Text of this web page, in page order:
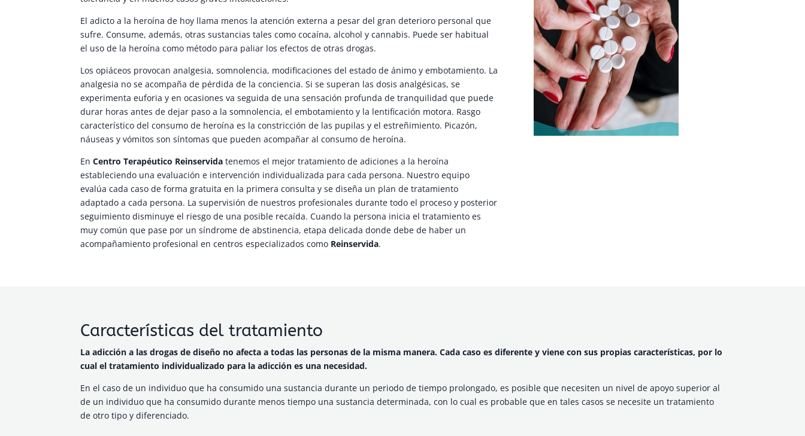
El adicto a la heroína de hoy llama menos la atención externa a pesar del gran deterioro personal que
sufre. Consume, además, otras sustancias tales como cocaína, alcohol y cannabis. Puede ser habitual
el uso de la heroína como método para paliar los efectos de otras drogas.
Los opiáceos provocan analgesia, somnolencia, modificaciones del estado de ánimo y embotamiento. La
analgesia no se acompaña de pérdida de la conciencia. Si se superan las dosis analgésicas, se
experimenta euforia y en ocasiones va seguida de una sensación profunda de tranquilidad que puede
durar horas antes de dejar paso a la somnolencia, el embotamiento y la lentificación motora. Rasgo
característico del consumo de heroína es la constricción de las pupilas y el estreñimiento. Picazón,
náuseas y vómitos son síntomas que pueden acompañar al consumo de heroína.
EnCentro Terapéutico Reinservida tenemos el mejor tratamiento de adiciones a la heroína
estableciendo una evaluación e intervención individualizada para cada persona. Nuestro equipo
evalúa cada caso de forma gratuita en la primera consulta y se diseña un plan de tratamiento
adaptado a cada persona. La supervisión de nuestros profesionales durante todo el proceso y posterior
seguimiento disminuye el riesgo de una posible recaída. Cuando la persona inicia el tratamiento es
muy común que pase por un síndrome de abstinencia, etapa delicada donde debe de haber un
acompañamiento profesional en centros especializados como Reinservida.
Características del tratamiento
La adicción a las drogas de diseño no afecta a todas las personas de la misma manera. Cada caso es diferente y viene con sus propias características, por lo
cual el tratamiento individualizado para la adicción es una necesidad.
En el caso de un individuo que ha consumido una sustancia durante un periodo de tiempo prolongado, es posible que necesiten un nivel de apoyo superior al
de un individuo que ha consumido durante menos tiempo una sustancia determinada, con lo cual es probable que en tales casos se necesite un tratamiento
de otro tipo y diferenciado.